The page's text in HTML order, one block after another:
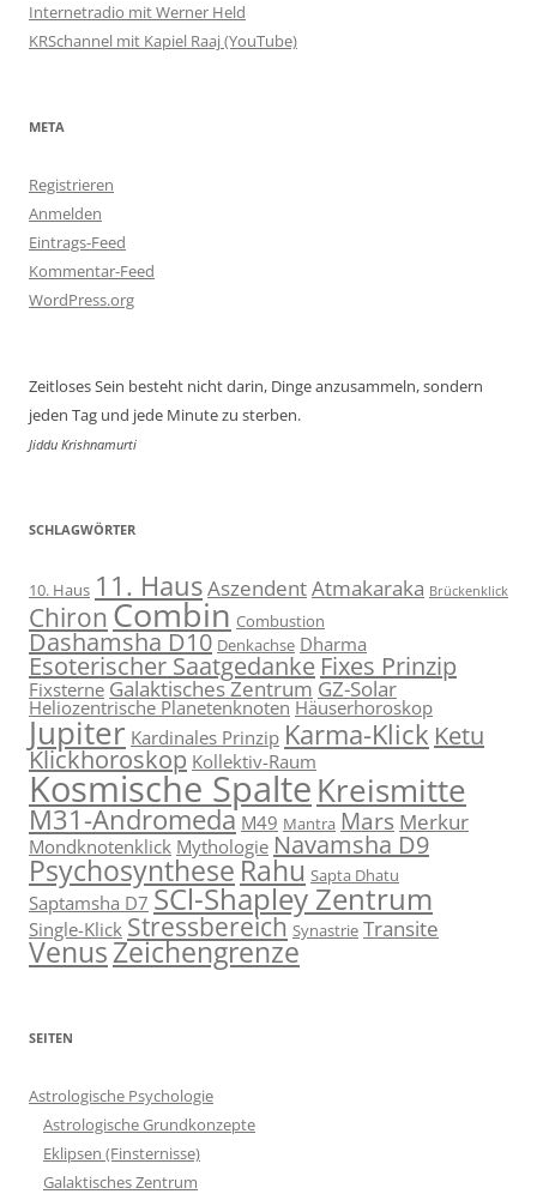
Internetradio mit Werner Held
KRSchannel mit Kapiel Raaj (YouTube)
META
Registrieren
Anmelden
Eintrags-Feed
Kommentar-Feed
WordPress.org
Zeitloses Sein besteht nicht darin, Dinge anzusammeln, sondern
jeden Tag und jede Minute zu sterben.
Jiddu Krishnamurti
SCHLAGWÖRTER
10. Haus 11. HausAszendentAtmakaraka Brückenklick
ChironCombin Combustion
Dashamsha D10 Denkachse Dharma
Esoterischer Saatgedanke Fixes Prinzip
FixsterneGalaktisches Zentrum GZ-Solar
Heliozentrische PlanetenknotenHäuserhoroskop
Jupiter Kardinales Prinzip Karma-Klick Ketu
Klickhoroskop Kollektiv-Raum
Kosmische SpalteKreismitte
M31-Andromeda M49 Mantra Mars Merkur
Mondknotenklick Mythologie Navamsha D9
Psychosynthese Rahu Sapta Dhatu
Saptamsha D7 SCl-Shapley Zentrum
Single-Klick Stressbereich Synastrie Transite
VenusZeichengrenze
SEITEN
Astrologische Psychologie
Astrologische Grundkonzepte
Eklipsen (Finsternisse)
Galaktisches Zentrum